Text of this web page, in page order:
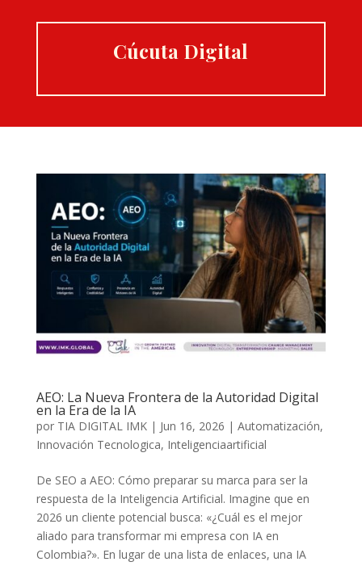
Cúcuta Digital
AEO: La Nueva Frontera de la Autoridad Digital
en la Era de la IA
por TIA DIGITAL IMK| Jun 16, 2026 | Automatización,
Innovación Tecnologica, Inteligenciaartificial
De SEO a AEO: Cómo preparar su marca para ser la
respuesta de la Inteligencia Artificial. Imagine que en
2026 un cliente potencial busca: «¿Cuál es el mejor
aliado para transformar mi empresa con IA en
Colombia?». En lugar de una lista de enlaces, una IA